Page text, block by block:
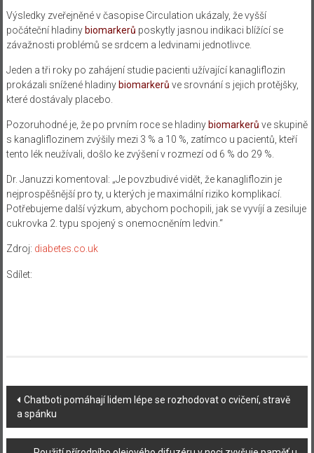
Výsledky zveřejněné v časopise Circulation ukázaly, že vyšší
počáteční hladiny biomarkerů poskytly jasnou indikaci blížící se
závažnosti problémů se srdcem a ledvinami jednotlivce.
Jeden a tři roky po zahájení studie pacienti užívající kanagliflozin
prokázali snížené hladiny biomarkerů ve srovnání s jejich protějšky,
které dostávaly placebo.
Pozoruhodné je, že po prvním roce se hladiny biomarkerů ve skupině
s kanagliflozinem zvýšily mezi 3 % a 10 %, zatímco u pacientů, kteří
tento lék neužívali, došlo ke zvýšení v rozmezí od 6 % do 29 %.
Dr. Januzzi komentoval: „Je povzbudivé vidět, že kanagliflozin je
nejprospěšnější pro ty, u kterých je maximální riziko komplikací.
Potřebujeme další výzkum, abychom pochopili, jak se vyvíjí a zesiluje
cukrovka 2. typu spojený s onemocněním ledvin.“
Zdroj: diabetes.co.uk
Sdílet:
Navigace
příspěvku
Chatboti pomáhají lidem lépe se rozhodovat o cvičení, stravě
a spánku